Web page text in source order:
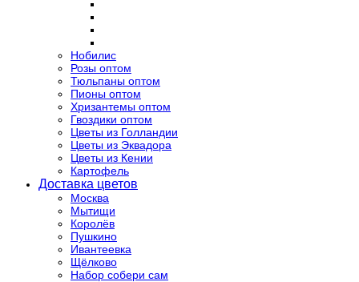
Нобилис
Розы оптом
Тюльпаны оптом
Пионы оптом
Хризантемы оптом
Гвоздики оптом
Цветы из Голландии
Цветы из Эквадора
Цветы из Кении
Картофель
Доставка цветов
Москва
Мытищи
Королёв
Пушкино
Ивантеевка
Щёлково
Набор собери сам